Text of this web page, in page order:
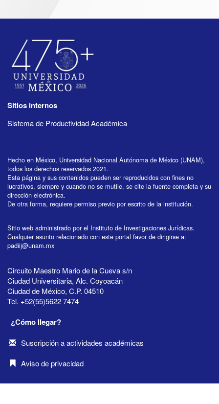
Sitios internos
Sistema de Productividad Académica
Hecho en México, Universidad Nacional Autónoma de México (UNAM),
todos los derechos reservados 2021.
Esta página y sus contenidos pueden ser reproducidos con fines no
lucrativos, siempre y cuando no se mutile, se cite la fuente completa y su
dirección electrónica.
De otra forma, requiere permiso previo por escrito de la institución.
Sitio web administrado por el Instituto de Investigaciones Jurídicas.
Cualquier asunto relacionado con este portal favor de dirigirse a:
padiij@unam.mx
Circuito Maestro Mario de la Cueva s/n
Ciudad Universitaria, Alc. Coyoacán
Ciudad de México, C.P. 04510
Tel. +52(55)5622 7474
¿Cómo llegar?
Suscripción a actividades académicas
Aviso de privacidad